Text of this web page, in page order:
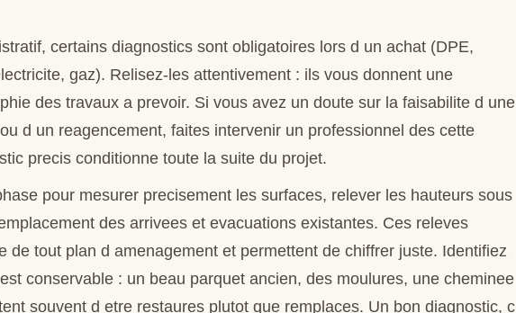
certains diagnostics sont obligatoires lors d un achat (DPE,
gaz). Relisez-les attentivement : ils vous donnent une
des travaux a prevoir. Si vous avez un doute sur la faisabilite d une
d un reagencement, faites intervenir un professionnel des cette
precis conditionne toute la suite du projet.
pour mesurer precisement les surfaces, relever les hauteurs sous
des arrivees et evacuations existantes. Ces releves
de tout plan d amenagement et permettent de chiffrer juste. Identifiez
conservable : un beau parquet ancien, des moulures, une cheminee
souvent d etre restaures plutot que remplaces. Un bon diagnostic, c